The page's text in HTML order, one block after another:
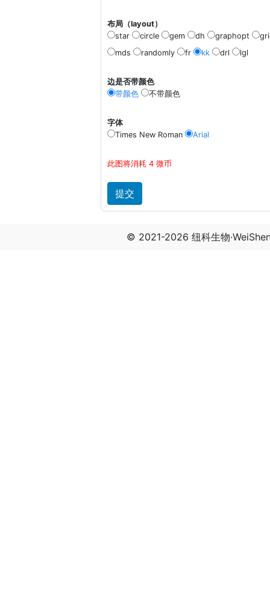
布局（layout）
star
circle gem dh graphopt
mds
randomly fr kk drl lgl
边是否带颜色
带颜色
不带颜色
字体
Times New Roman
Arial
此图将消耗 4 微币
© 2021-2026 纽科生物